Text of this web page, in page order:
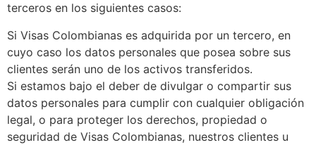
terceros en los siguientes casos:
Si Visas Colombianas es adquirida por un tercero, en
cuyo caso los datos personales que posea sobre sus
clientes serán uno de los activos transferidos.
Si estamos bajo el deber de divulgar o compartir sus
datos personales para cumplir con cualquier obligación
legal, o para proteger los derechos, propiedad o
seguridad de Visas Colombianas, nuestros clientes u